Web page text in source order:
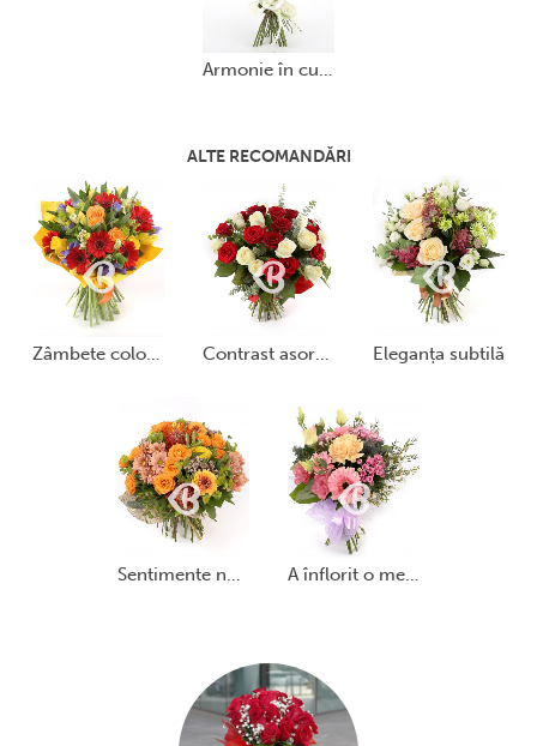
armonie în culori
ALTE RECOMANDĂRI
zâmbete colorate contrast asortat eleganța subtilă
sentimente nobile a înflorit o melodie